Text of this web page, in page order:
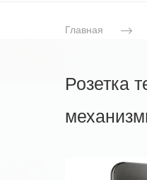
Главная
Розетка